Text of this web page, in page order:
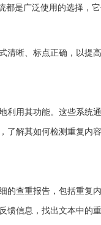
都是广泛使用的选择，
清晰、标点正确，以提
利用其功能。这些系统
了解其如何检测重复内
的查重报告，包括重复
馈信息，找出文本中的